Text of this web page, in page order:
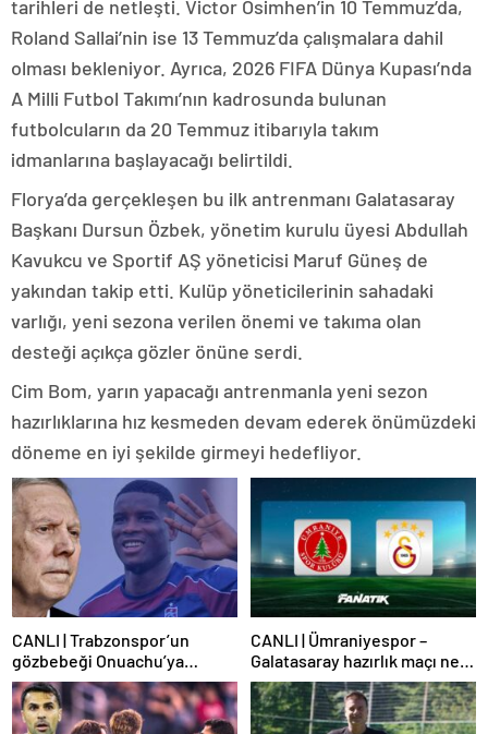
tarihleri de netleşti. Victor Osimhen’in 10 Temmuz’da,
Roland Sallai’nin ise 13 Temmuz’da çalışmalara dahil
olması bekleniyor. Ayrıca, 2026 FIFA Dünya Kupası’nda
A Milli Futbol Takımı’nın kadrosunda bulunan
futbolcuların da 20 Temmuz itibarıyla takım
idmanlarına başlayacağı belirtildi.
Florya’da gerçekleşen bu ilk antrenmanı Galatasaray
Başkanı Dursun Özbek, yönetim kurulu üyesi Abdullah
Kavukcu ve Sportif AŞ yöneticisi Maruf Güneş de
yakından takip etti. Kulüp yöneticilerinin sahadaki
varlığı, yeni sezona verilen önemi ve takıma olan
desteği açıkça gözler önüne serdi.
Cim Bom, yarın yapacağı antrenmanla yeni sezon
hazırlıklarına hız kesmeden devam ederek önümüzdeki
döneme en iyi şekilde girmeyi hedefliyor.
CANLI | Trabzonspor’un
gözbebeği Onuachu’ya
Fenerbahçe’den teklif!
Transfer piyasasını
darmaduman eden iddia
CANLI | Ümraniyespor –
Galatasaray hazırlık maçı ne
zaman, saat kaçta hangi
kanalda? Galatasaray maçı
şifresiz mi?